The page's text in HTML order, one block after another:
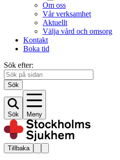
Om oss
Vår verksamhet
Aktuellt
Välja vård och omsorg
Kontakt
Boka tid
Sök efter:
Sök
Sök Meny
Tillbaka